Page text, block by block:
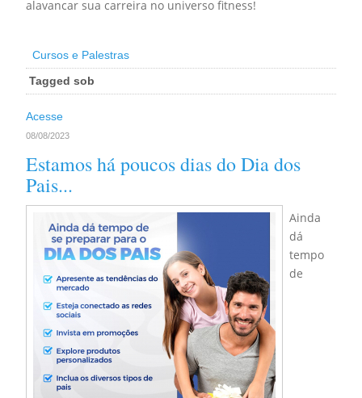
alavancar sua carreira no universo fitness!
Cursos e Palestras
Tagged sob
Acesse
08/08/2023
Estamos há poucos dias do Dia dos
Pais...
Ainda
dá
tempo
de